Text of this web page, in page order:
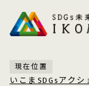
現在位置
いこまSDGsアク